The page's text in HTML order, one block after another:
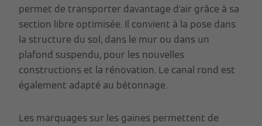
permet de transporter davantage d'air grâce à sa
section libre optimisée. Il convient à la pose dans
la structure du sol, dans le mur ou dans un
plafond suspendu, pour les nouvelles
constructions et la rénovation. Le canal rond est
également adapté au bétonnage.
Les marquages sur les gaines permettent de